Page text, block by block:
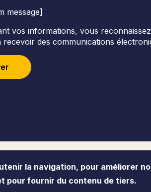
message]
vos informations, vous
recevoir des communications
Accessibilité Politique de
la navigation, pour améliorer
pour fournir du contenu de tiers.